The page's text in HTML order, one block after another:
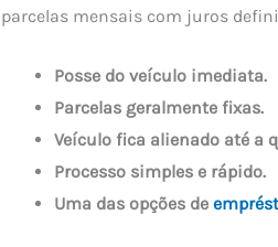
parcelas mensais com juros
Posse do veículo imediata.
Parcelas geralmente fixas.
Veículo fica alienado até a
Processo simples e rápido.
Uma das opções de